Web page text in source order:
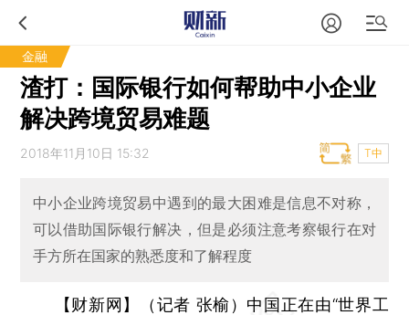
金融
渣打：国际银行如何帮助中小企业
解决跨境贸易难题
2018年11月10日 15:32 T中
中小企业跨境贸易中遇到的最大困难是信息不对称，
可以借助国际银行解决，但是必须注意考察银行在对
手方所在国家的熟悉度和了解程度
【财新网】（记者 张榆） 中国正在由“世界工